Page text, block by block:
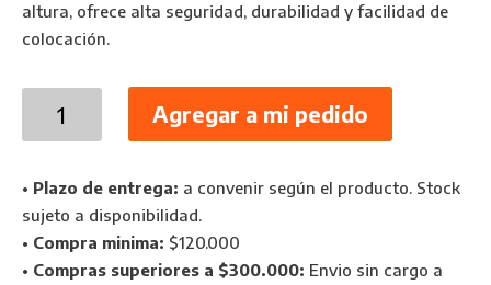
altura, ofrece alta seguridad, durabilidad y facilidad de
colocación.
30350005
X-
Urban
Agregar a mi pedido
• Plazo de entrega: a convenir según el producto. Stock
sujeto a disponibilidad.
• Compra minima: $120.000
• Compras superiores a $300.000: Envio sin cargo a